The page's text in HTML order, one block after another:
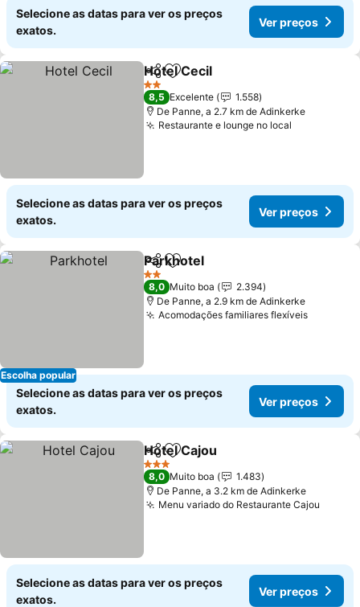
Selecione as datas para ver os preços
exatos.
Ver preços
PartilharAdicionar aos favoritos
Hotel Cecil
2 Estrelas
8,5 Excelente
1.558
De Panne, a 2.7 km de Adinkerke
Restaurante e lounge no local
Selecione as datas para ver os preços
exatos.
Ver preços
Escolha popular
PartilharAdicionar aos favoritos
Parkhotel
2 Estrelas
8,0 Muito boa
2.394
De Panne, a 2.9 km de Adinkerke
Acomodações familiares flexíveis
Selecione as datas para ver os preços
exatos.
Ver preços
PartilharAdicionar aos favoritos
Hotel Cajou
3 Estrelas
8,0 Muito boa
1.483
De Panne, a 3.2 km de Adinkerke
Menu variado do Restaurante Cajou
Selecione as datas para ver os preços
exatos.
Ver preços